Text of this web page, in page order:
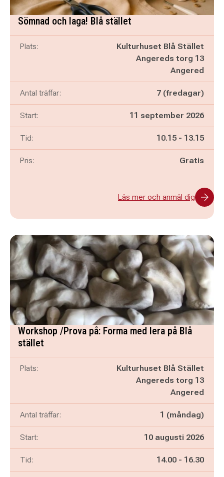
Sömnad och laga! Blå stället
Plats:
Kulturhuset Blå Stället
Angereds torg 13
Angered
Antal träffar: 7 (fredagar)
Start: 11 september 2026
Tid: Pågår mellan
10.15 - och
13.15
Pris: Gratis
Läs mer och anmäl dig
Workshop /Prova på: Forma med lera på Blå
stället
Plats:
Kulturhuset Blå Stället
Angereds torg 13
Angered
Antal träffar: 1 (måndag)
Start: 10 augusti 2026
Tid: Pågår mellan
14.00 - och
16.30